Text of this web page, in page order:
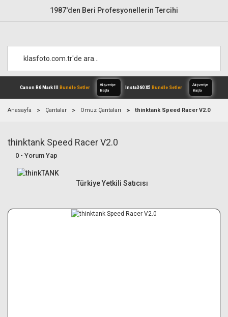
1987'den Beri Profesyonellerin Tercihi
Canon R6 Mark III Bundle Setler
Anasayfa Çantalar Omuz Çantaları thinktank Speed Racer V2.0
thinktank Speed Racer V2.0
0 - Yorum Yap
Türkiye Yetkili Satıcısı